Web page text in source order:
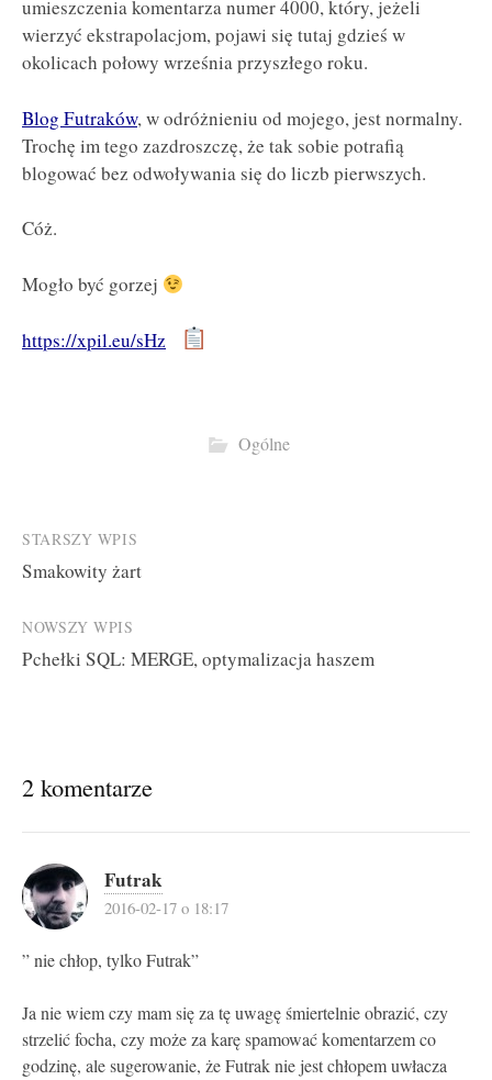
umieszczenia komentarza numer 4000, który, jeżeli
wierzyć ekstrapolacjom, pojawi się tutaj gdzieś w
okolicach połowy września przyszłego roku.
Blog Futraków, w odróżnieniu od mojego, jest normalny.
Trochę im tego zazdroszczę, że tak sobie potrafią
blogować bez odwoływania się do liczb pierwszych.
Cóż.
Mogło być gorzej
https://xpil.eu/sHz
Ogólne
Post
navigation
STARSZY WPIS
Smakowity żart
NOWSZY WPIS
Pchełki SQL: MERGE, optymalizacja haszem
2 komentarze
Futrak
2016-02-17 o 18:17
” nie chłop, tylko Futrak”
Ja nie wiem czy mam się za tę uwagę śmiertelnie obrazić, czy
strzelić focha, czy może za karę spamować komentarzem co
godzinę, ale sugerowanie, że Futrak nie jest chłopem uwłacza